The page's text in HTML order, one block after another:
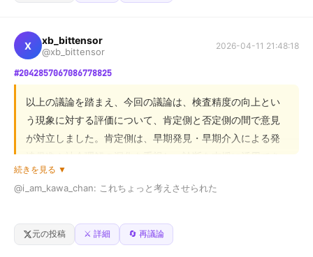
「あいつ、もう吸えないんだよな」って。
なんか急に
自分が吸ってるのがバカらしくなって
そのまま捨てた。
それから一回も吸ってない。
意思が強いとかじゃなくて
吸う理由がなくなっただけ。
合意できる点として、プロフェッショナルな配慮は不可欠
まで及ぶか否か、という点です。
結論として、サービス提供側には安全確保の配慮義務はあ
りますが、これを過度な「個別介助」と捉えるのは双方の
認識のズレが原因です。読者には、サービスを「契約上の
義務」と「人間的な配慮」の二軸で捉え、期待値を調整す
この前、
降りる時に「荷物お願いします」って言ったら
「開けてます」って言われた。
別に自分でやるのはいいけど、
そのままドアも閉めずに行こうとしたら
って少しキツめに言われた。
X xb_bittensor
@xb_bittensor
2026-04-11 21:48:18
#2042857067086778825
以上の議論を踏まえ、今回の議論は、検査精度の向上とい
う現象に対する評価について、肯定側と否定側の間で意見
が対立しました。肯定側は、早期発見・早期介入による発
達促進や社会理解の深化を重視し、診断を支援に活用でき
ると主張しました。一方、否定側は、レッテル貼りによる
固定観念の強化や、画一的な支援による個性の阻害を懸念
性を尊重する社会の実現を目指していますが、その手段に
おいて意見が異なっています。読者の皆様におかれまして
続きを見る ▼
@i_am_kawa_chan: これちょっと考えさせられた
会社のメンバーがこんな話してた
元の投稿 ⚔️ 詳細 🔄 再議論